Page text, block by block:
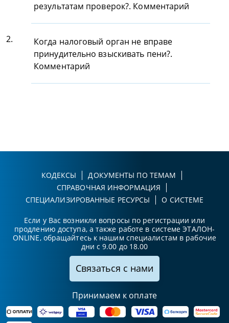
результатам проверок?. Комментарий
2.
Когда налоговый орган не вправе
принудительно взыскивать пени?.
Комментарий
КОДЕКСЫ
ДОКУМЕНТЫ ПО ТЕМАМ
СПРАВОЧНАЯ ИНФОРМАЦИЯ
СПЕЦИАЛИЗИРОВАННЫЕ РЕСУРСЫ
О СИСТЕМЕ
Если у Вас возникли вопросы по регистрации или
продлению доступа, а также работе в системе ЭТАЛОН-
ONLINE, обращайтесь к нашим специалистам в рабочие
дни с 9.00 до 18.00
Связаться с нами
Принимаем к оплате